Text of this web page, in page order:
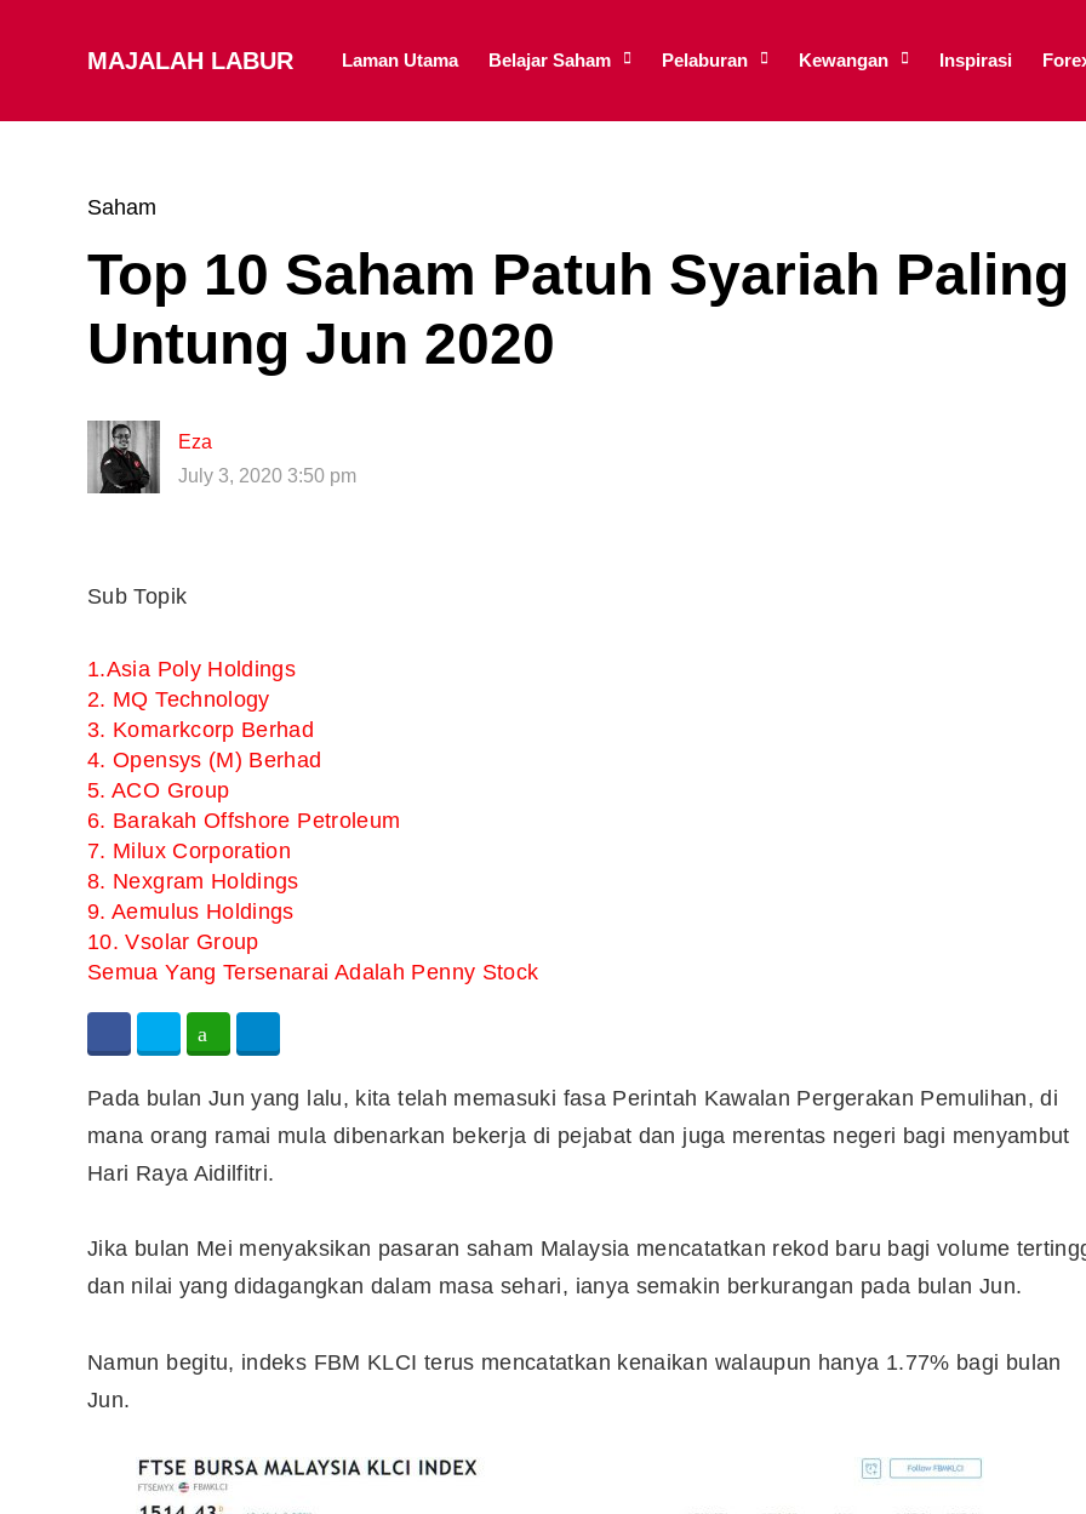
MAJALAH LABUR Laman Utama Belajar Saham Pelaburan Kewangan Inspirasi
Saham
Top 10 Saham Patuh Syariah Paling
Untung Jun 2020
Eza
July 3, 2020 3:50 pm
Sub Topik
1.Asia Poly Holdings
2. MQ Technology
3. Komarkcorp Berhad
4. Opensys (M) Berhad
5. ACO Group
6. Barakah Offshore Petroleum
7. Milux Corporation
8. Nexgram Holdings
9. Aemulus Holdings
10. Vsolar Group
Semua Yang Tersenarai Adalah Penny Stock
Pada bulan Jun yang lalu, kita telah memasuki fasa Perintah Kawalan Pergerakan Pemulihan, di
mana orang ramai mula dibenarkan bekerja di pejabat dan juga merentas negeri bagi menyambut
Hari Raya Aidilfitri.
Jika bulan Mei menyaksikan pasaran saham Malaysia mencatatkan rekod baru bagi volume
dan nilai yang didagangkan dalam masa sehari, ianya semakin berkurangan pada bulan Jun.
Namun begitu, indeks FBM KLCI terus mencatatkan kenaikan walaupun hanya 1.77% bagi bulan
Jun.